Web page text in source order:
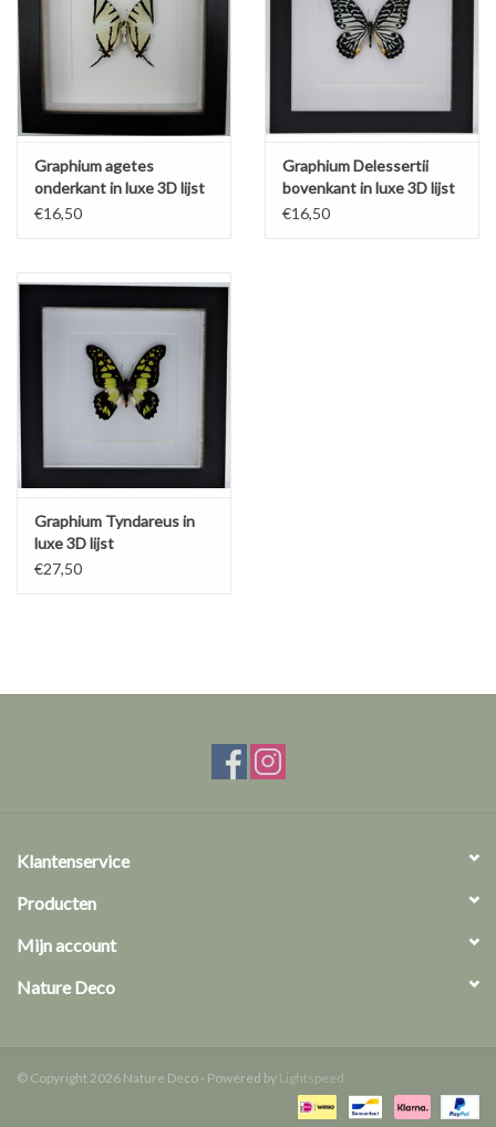
Graphium agetes
onderkant in luxe 3D lijst
€16,50
Graphium Delessertii
bovenkant in luxe 3D lijst
€16,50
Graphium Tyndareus in
luxe 3D lijst
€27,50
Klantenservice
Producten
Mijn account
Nature Deco
© Copyright 2026 Nature Deco - Powered by Lightspeed